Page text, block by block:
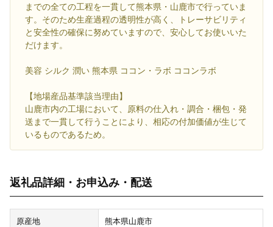
までの全ての工程を一貫して熊本県・山鹿市で行っていま
す。そのため生産過程の透明性が高く、トレーサビリティ
と安全性の確保に努めていますので、安心してお使いいた
だけます。
美容 シルク 潤い 熊本県 ココン・ラボ ココンラボ
【地場産品基準該当理由】
山鹿市内の工場において、原料の仕入れ・調合・梱包・発
送まで一貫して行うことにより、相応の付加価値が生じて
いるものであるため。
返礼品詳細・お申込み・配送
原産地 熊本県山鹿市